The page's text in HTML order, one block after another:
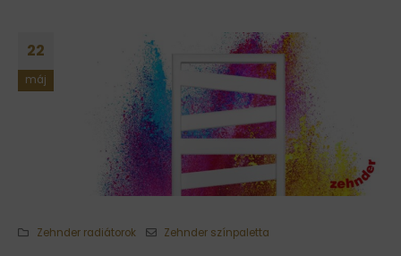
22
máj
Zehnder radiátorok Zehnder színpaletta